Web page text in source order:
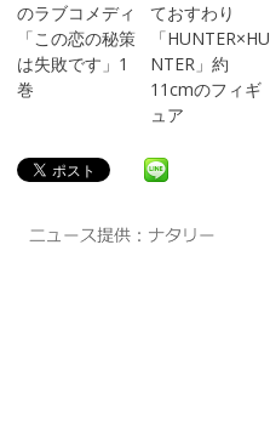
のラブコメディ
「この恋の秘策
は失敗です」1
巻
ておすわり
「HUNTER×HU
NTER」約
11cmのフィギ
ュア